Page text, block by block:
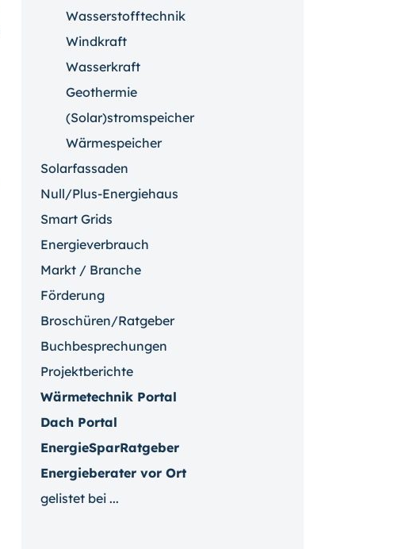
Wasserstofftechnik
Windkraft
Wasserkraft
Geothermie
(Solar)stromspeicher
Wärmespeicher
Solarfassaden
Null/Plus-Energiehaus
Smart Grids
Energieverbrauch
Markt / Branche
Förderung
Broschüren/Ratgeber
Buchbesprechungen
Projektberichte
Wärmetechnik Portal
Dach Portal
EnergieSparRatgeber
Energieberater vor Ort
gelistet bei ...